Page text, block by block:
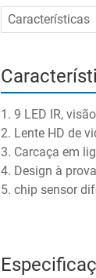
Características
1. 9 LED IR,
2. Lente HD de
3. Carcaça em
4. Design à
5. chip sensor